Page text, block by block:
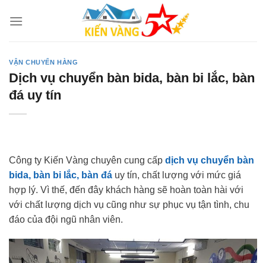
VẬN CHUYỂN HÀNG
Dịch vụ chuyển bàn bida, bàn bi lắc, bàn
đá uy tín
Công ty Kiến Vàng chuyên cung cấp dịch vụ chuyển bàn
bida, bàn bi lắc, bàn đá uy tín, chất lượng với mức giá
hợp lý. Vì thế, đến đây khách hàng sẽ hoàn toàn hài với
với chất lượng dịch vụ cũng như sự phục vụ tận tình, chu
đáo của đội ngũ nhân viên.